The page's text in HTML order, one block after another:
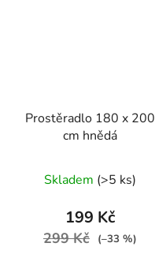
Prostěradlo 180 x 200
cm hnědá
Skladem (>5 ks)
199 Kč
299 Kč (–33 %)